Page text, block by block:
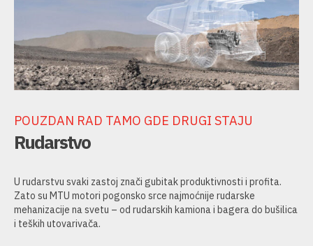
POUZDAN RAD TAMO GDE DRUGI STAJU
Rudarstvo
U rudarstvu svaki zastoj znači gubitak produktivnosti i profita.
Zato su MTU motori pogonsko srce najmoćnije rudarske
mehanizacije na svetu – od rudarskih kamiona i bagera do bušilica
i teških utovarivača.